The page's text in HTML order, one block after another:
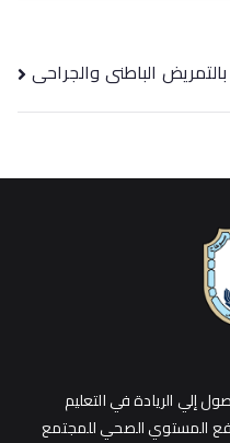
الباطنى والجراحى
إلي الريادة في التعليم
المستوي الصحي للمجتمع